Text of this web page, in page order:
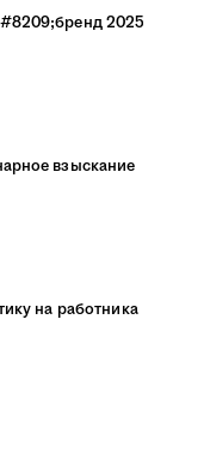
2025
взыскание
на работника